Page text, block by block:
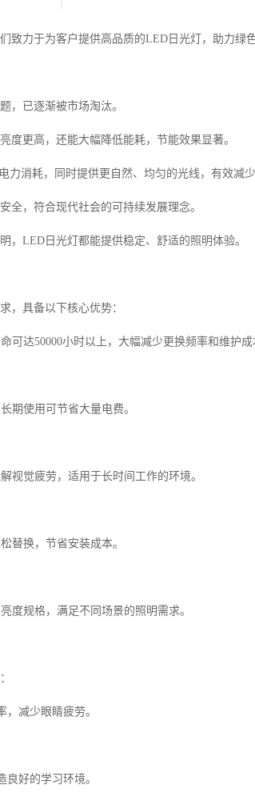
致力于为客户提供高品质的LED日光灯，助力绿
，已逐渐被市场淘汰。
度更高，还能大幅降低能耗，节能效果显著。
消耗，同时提供更自然、均匀的光线，有效减
全，符合现代社会的可持续发展理念。
，LED日光灯都能提供稳定、舒适的照明体验。
，具备以下核心优势：
达50000小时以上，大幅减少更换频率和维护成
期使用可节省大量电费。
视觉疲劳，适用于长时间工作的环境。
替换，节省安装成本。
度规格，满足不同场景的照明需求。
减少眼睛疲劳。
好的学习环境。